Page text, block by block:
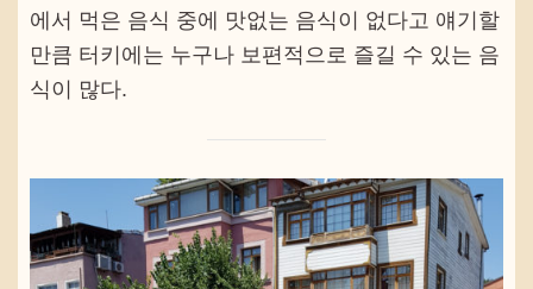
에서 먹은 음식 중에 맛없는 음식이 없다고 얘기할
만큼 터키에는 누구나 보편적으로 즐길 수 있는 음
식이 많다.